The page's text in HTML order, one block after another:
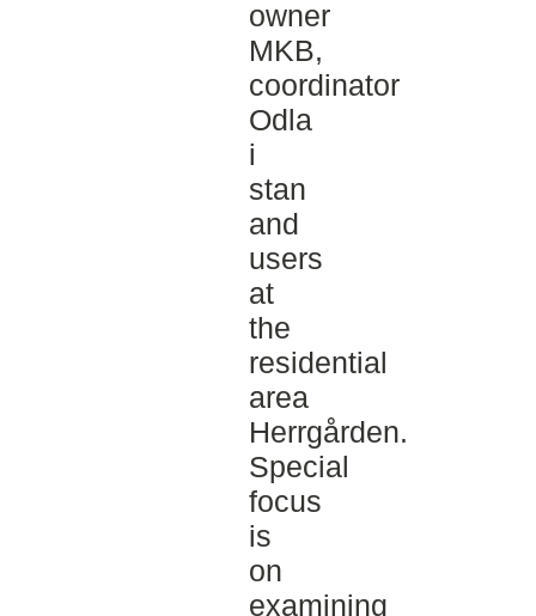
owner
MKB,
coordinator
Odla
i
stan
and
users
at
the
residential
area
Herrgården.
Special
focus
is
on
examining